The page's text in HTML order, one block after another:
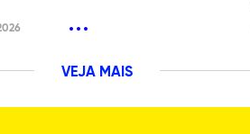
VEJA MAIS